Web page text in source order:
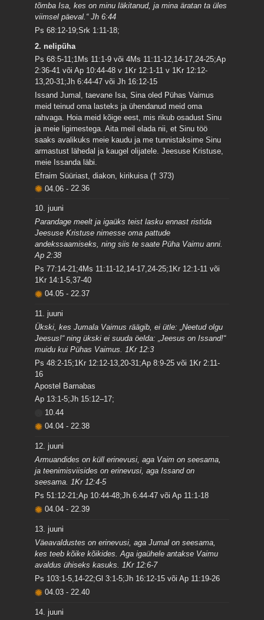
tõmba Isa, kes on minu läkitanud, ja mina äratan ta üles
viimsel päeval.“ Jh 6:44
Ps 68:12-19;Srk 1:11-18;
2. nelipüha
Ps 68:5-11;1Ms 11:1-9 või 4Ms 11:11-12,14-17,24-25;Ap
2:36-41 või Ap 10:44-48 v 1Kr 12:1-11 v 1Kr 12:12-
13,20-31;Jh 6:44-47 või Jh 16:12-15
Issand Jumal, taevane Isa, Sina oled Pühas Vaimus
meid teinud oma lasteks ja ühendanud meid oma
rahvaga. Hoia meid kõige eest, mis rikub osadust Sinu
ja meie ligimestega. Aita meil elada nii, et Sinu töö
saaks avalikuks meie kaudu ja me tunnistaksime Sinu
armastust lähedal ja kaugel olijatele. Jeesuse Kristuse,
meie Issanda läbi.
Efraim Süüriast, diakon, kirikuisa († 373)
04.06-22.36
10. juuni
Parandage meelt ja igaüks teist lasku ennast ristida
Jeesuse Kristuse nimesse oma pattude
andekssaamiseks, ning siis te saate Püha Vaimu anni.
Ap 2:38
Ps 77:14-21;4Ms 11:11-12,14-17,24-25;1Kr 12:1-11 või
1Kr 14:1-5,37-40
04.05-22.37
11. juuni
Ükski, kes Jumala Vaimus räägib, ei ütle: „Neetud olgu
Jeesus!“ ning ükski ei suuda öelda: „Jeesus on Issand!“
muidu kui Pühas Vaimus. 1Kr 12:3
Ps 48:2-15;1Kr 12:12-13,20-31;Ap 8:9-25 või 1Kr 2:11-
16
Apostel Barnabas
Ap 13:1-5;Jh 15:12–17;
10.44
04.04- 22.38
12. juuni
Armuandides on küll erinevusi, aga Vaim on seesama,
ja teenimisviisides on erinevusi, aga Issand on
seesama. 1Kr 12:4-5
Ps 51:12-21;Ap 10:44-48;Jh 6:44-47 või Ap 11:1-18
04.04- 22.39
13. juuni
Väeavaldustes on erinevusi, aga Jumal on seesama,
kes teeb kõike kõikides. Aga igaühele antakse Vaimu
avaldus ühiseks kasuks. 1Kr 12:6-7
Ps 103:1-5,14-22;Gl 3:1-5;Jh 16:12-15 või Ap 11:19-26
04.03- 22.40
14. juuni